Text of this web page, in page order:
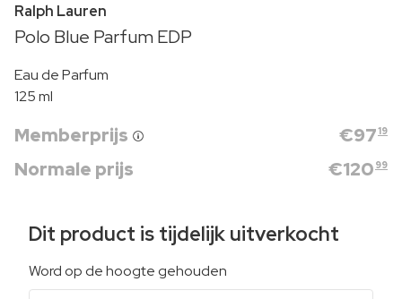
Ralph Lauren
Polo Blue Parfum EDP
Eau de Parfum
125 ml
Memberprijs €9719
Normale prijs €120 99
Dit product is tijdelijk uitverkocht
Word op de hoogte gehouden